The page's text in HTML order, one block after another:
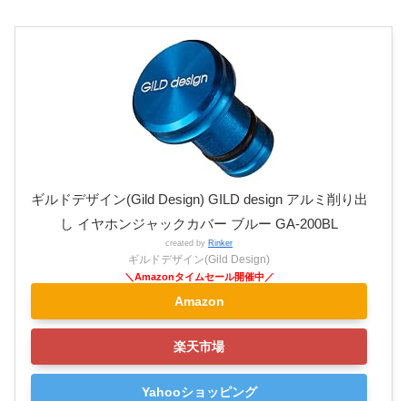
ギルドデザイン(Gild Design) GILD design アルミ削り出
し イヤホンジャックカバー ブルー GA-200BL
created by Rinker
ギルドデザイン(Gild Design)
Amazon
楽天市場
Yahooショッピング